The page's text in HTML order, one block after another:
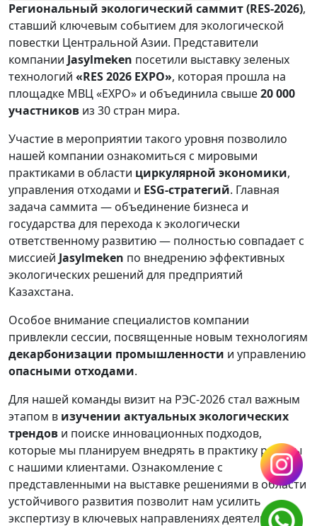
Региональный экологический саммит (RES-2026),
ставший ключевым событием для экологической
повестки Центральной Азии. Представители
компании Jasylmeken посетили выставку зеленых
технологий «RES 2026 EXPO», которая прошла на
площадке МВЦ «EXPO» и объединила свыше20 000
участников из 30 стран мира.
Участие в мероприятии такого уровня позволило
нашей компании ознакомиться с мировыми
практиками в области циркулярной экономики,
управления отходами и ESG-стратегий. Главная
задача саммита — объединение бизнеса и
государства для перехода к экологически
ответственному развитию — полностью совпадает с
миссией Jasylmeken по внедрению эффективных
экологических решений для предприятий
Казахстана.
Особое внимание специалистов компании
привлекли сессии, посвященные новым технологиям
декарбонизации промышленности и управлению
опасными отходами.
Для нашей команды визит на РЭС-2026 стал важным
этапом в изучении актуальных экологических
трендов и поиске инновационных подходов,
которые мы планируем внедрять в практику работы
с нашими клиентами. Ознакомление с
представленными на выставке решениями в области
устойчивого развития позволит нам усилить
экспертизу в ключевых направлениях деятельности